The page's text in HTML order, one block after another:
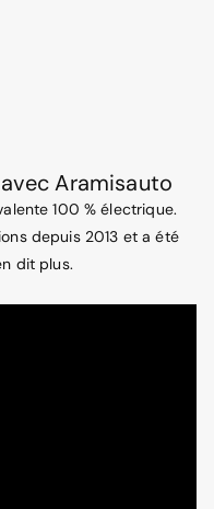
Aramisauto
100 % électrique.
depuis 2013 et a été
dit plus.